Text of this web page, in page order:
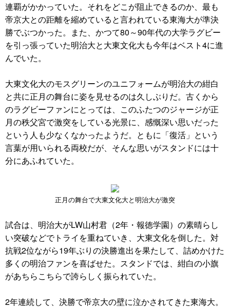
連覇がかかっていた。それをどこが阻止できるのか、最も
帝京大との距離を縮めていると言われている東海大が準決
勝でぶつかった。また、かつて80～90年代の大学ラグビー
を引っ張っていた明治大と大東文化大も今年はベスト4に進
んでいた。
大東文化大のモスグリーンのユニフォームが明治大の紺白
と共に正月の舞台に姿を見せるのは久しぶりだ。古くから
のラグビーファンにとっては、このふたつのジャージが正
月の秩父宮で激突をしている光景に、感慨深い思いだった
という人も少なくなかったようだ。ともに「復活」という
言葉が用いられる両校だが、そんな思いがスタンドには十
分にあふれていた。
正月の舞台で大東文化大と明治大が激突
試合は、明治大がLW山村君（2年・報徳学園）の素晴らし
い突破などでトライを重ねていき、大東文化を倒した。対
抗戦2位ながら19年ぶりの決勝進出を果たして、詰めかけた
多くの明治ファンを喜ばせた。スタンドでは、紺白の小旗
があちらこちらで誇らしく振られていた。
2年連続して、決勝で帝京大の壁に泣かされてきた東海大。